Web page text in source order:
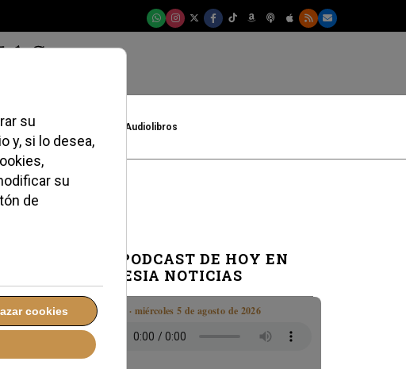
Podcast Audiolibros
EL PODCAST DE HOY EN
IGLESIA NOTICIAS
Boletín · miércoles 5 de agosto de 2026